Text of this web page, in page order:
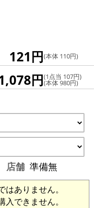
121円(本体 110円)
円(1点当 107円)
(本体 980円)
店舗 準備無
ありません。
できません。